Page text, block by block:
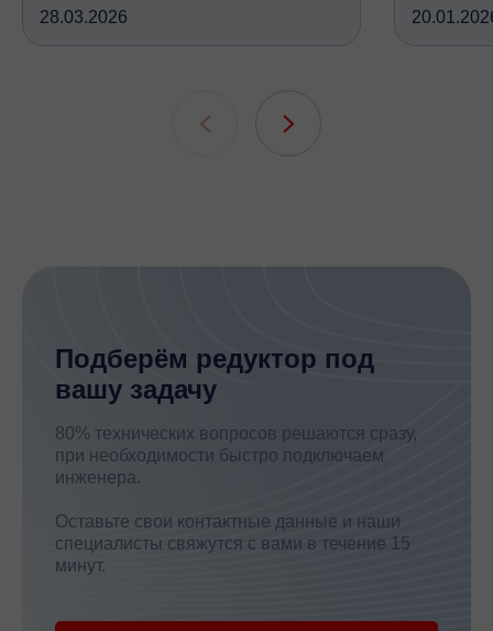
крутящий момент, но устроены
принципиально по-разному, при
28.03.2026
всех
Подберём редуктор под
вашу задачу
80% технических вопросов решаются сразу,
при необходимости быстро подключаем
инженера.
Оставьте свои контактные данные и наши
специалисты свяжутся с вами в течение 15
минут.